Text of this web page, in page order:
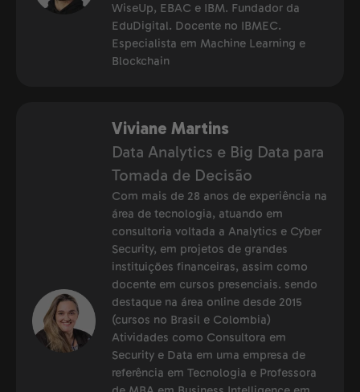
WiseUp, EBAC e IBM. Fundador da
EduDigital. Docente no IBMEC.
Especialista em Machine Learning e
Blockchain
Viviane Martins
Data Analytics e Big Data para
Tomada de Decisão
Com mais de 28 anos de experiência na
área de tecnologia, atuando em
consultoria voltada a Analytics e Cyber
Security, em projetos de grandes
instituições financeiras, assim como
docente em cursos presenciais. sendo
destaque na área online desde 2015
(cursos no Brasil e Colombia)
Atividades como Consultora em
Security e Data em uma empresa de
referência em Tecnologia e Professora